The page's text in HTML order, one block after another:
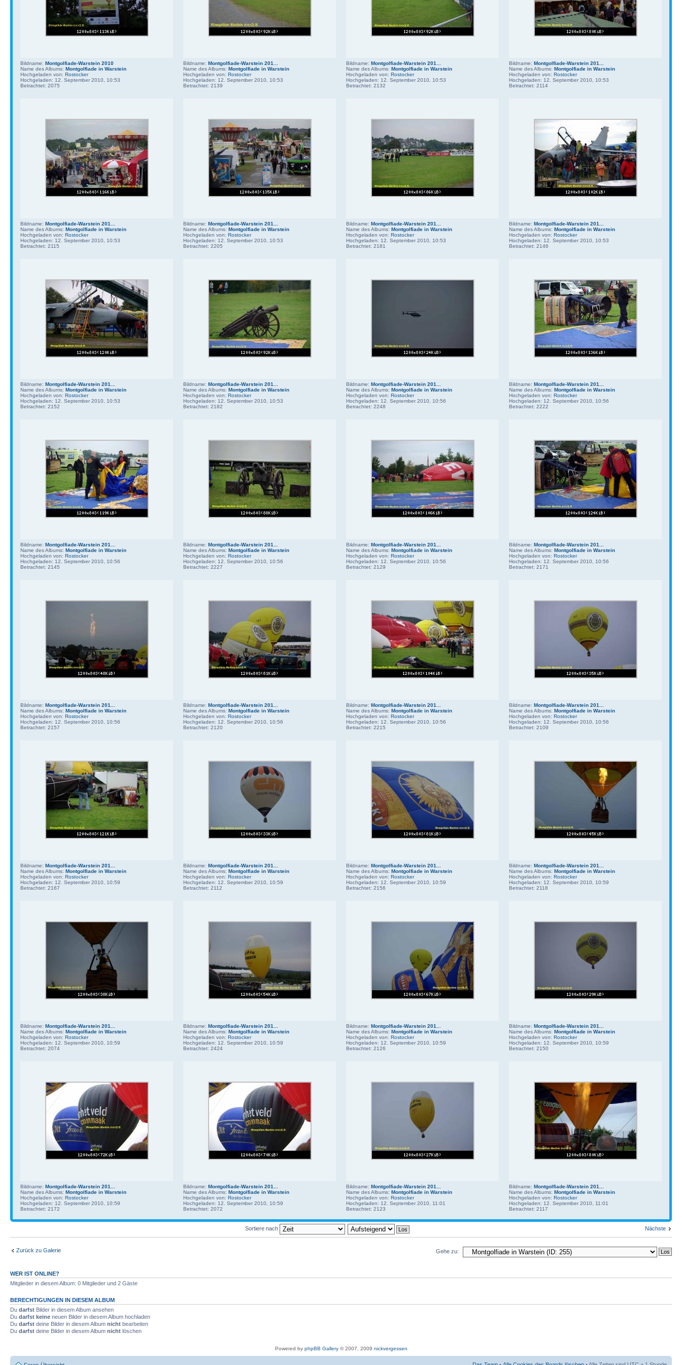
Bildname: Montgolfiade-Warstein 2010
Name des Albums: Montgolfiade in Warstein
Hochgeladen von: Rostocker
Hochgeladen: 12. September 2010, 10:53
Betrachtet: 2075
Bildname: Montgolfiade-Warstein 201...
Name des Albums: Montgolfiade in Warstein
Hochgeladen von: Rostocker
Hochgeladen: 12. September 2010, 10:53
Betrachtet: 2139
Bildname: Montgolfiade-Warstein 201...
Name des Albums: Montgolfiade in Warstein
Hochgeladen von: Rostocker
Hochgeladen: 12. September 2010, 10:53
Betrachtet: 2132
Bildname: Montgolfiade-Warstein 201...
Name des Albums: Montgolfiade in Warstein
Hochgeladen von: Rostocker
Hochgeladen: 12. September 2010, 10:53
Betrachtet: 2114
Bildname: Montgolfiade-Warstein 201...
Name des Albums: Montgolfiade in Warstein
Hochgeladen von: Rostocker
Hochgeladen: 12. September 2010, 10:53
Betrachtet: 2115
Bildname: Montgolfiade-Warstein 201...
Name des Albums: Montgolfiade in Warstein
Hochgeladen von: Rostocker
Hochgeladen: 12. September 2010, 10:53
Betrachtet: 2205
Bildname: Montgolfiade-Warstein 201...
Name des Albums: Montgolfiade in Warstein
Hochgeladen von: Rostocker
Hochgeladen: 12. September 2010, 10:53
Betrachtet: 2181
Bildname: Montgolfiade-Warstein 201...
Name des Albums: Montgolfiade in Warstein
Hochgeladen von: Rostocker
Hochgeladen: 12. September 2010, 10:53
Betrachtet: 2146
Bildname: Montgolfiade-Warstein 201...
Name des Albums: Montgolfiade in Warstein
Hochgeladen von: Rostocker
Hochgeladen: 12. September 2010, 10:53
Betrachtet: 2152
Bildname: Montgolfiade-Warstein 201...
Name des Albums: Montgolfiade in Warstein
Hochgeladen von: Rostocker
Hochgeladen: 12. September 2010, 10:53
Betrachtet: 2182
Bildname: Montgolfiade-Warstein 201...
Name des Albums: Montgolfiade in Warstein
Hochgeladen von: Rostocker
Hochgeladen: 12. September 2010, 10:56
Betrachtet: 2248
Bildname: Montgolfiade-Warstein 201...
Name des Albums: Montgolfiade in Warstein
Hochgeladen von: Rostocker
Hochgeladen: 12. September 2010, 10:56
Betrachtet: 2222
Bildname: Montgolfiade-Warstein 201...
Name des Albums: Montgolfiade in Warstein
Hochgeladen von: Rostocker
Hochgeladen: 12. September 2010, 10:56
Betrachtet: 2145
Bildname: Montgolfiade-Warstein 201...
Name des Albums: Montgolfiade in Warstein
Hochgeladen von: Rostocker
Hochgeladen: 12. September 2010, 10:56
Betrachtet: 2227
Bildname: Montgolfiade-Warstein 201...
Name des Albums: Montgolfiade in Warstein
Hochgeladen von: Rostocker
Hochgeladen: 12. September 2010, 10:56
Betrachtet: 2129
Bildname: Montgolfiade-Warstein 201...
Name des Albums: Montgolfiade in Warstein
Hochgeladen von: Rostocker
Hochgeladen: 12. September 2010, 10:56
Betrachtet: 2171
Bildname: Montgolfiade-Warstein 201...
Name des Albums: Montgolfiade in Warstein
Hochgeladen von: Rostocker
Hochgeladen: 12. September 2010, 10:56
Betrachtet: 2157
Bildname: Montgolfiade-Warstein 201...
Name des Albums: Montgolfiade in Warstein
Hochgeladen von: Rostocker
Hochgeladen: 12. September 2010, 10:56
Betrachtet: 2120
Bildname: Montgolfiade-Warstein 201...
Name des Albums: Montgolfiade in Warstein
Hochgeladen von: Rostocker
Hochgeladen: 12. September 2010, 10:56
Betrachtet: 2215
Bildname: Montgolfiade-Warstein 201...
Name des Albums: Montgolfiade in Warstein
Hochgeladen von: Rostocker
Hochgeladen: 12. September 2010, 10:56
Betrachtet: 2109
Bildname: Montgolfiade-Warstein 201...
Name des Albums: Montgolfiade in Warstein
Hochgeladen von: Rostocker
Hochgeladen: 12. September 2010, 10:59
Betrachtet: 2167
Bildname: Montgolfiade-Warstein 201...
Name des Albums: Montgolfiade in Warstein
Hochgeladen von: Rostocker
Hochgeladen: 12. September 2010, 10:59
Betrachtet: 2112
Bildname: Montgolfiade-Warstein 201...
Name des Albums: Montgolfiade in Warstein
Hochgeladen von: Rostocker
Hochgeladen: 12. September 2010, 10:59
Betrachtet: 2156
Bildname: Montgolfiade-Warstein 201...
Name des Albums: Montgolfiade in Warstein
Hochgeladen von: Rostocker
Hochgeladen: 12. September 2010, 10:59
Betrachtet: 2118
Bildname: Montgolfiade-Warstein 201...
Name des Albums: Montgolfiade in Warstein
Hochgeladen von: Rostocker
Hochgeladen: 12. September 2010, 10:59
Betrachtet: 2074
Bildname: Montgolfiade-Warstein 201...
Name des Albums: Montgolfiade in Warstein
Hochgeladen von: Rostocker
Hochgeladen: 12. September 2010, 10:59
Betrachtet: 2424
Bildname: Montgolfiade-Warstein 201...
Name des Albums: Montgolfiade in Warstein
Hochgeladen von: Rostocker
Hochgeladen: 12. September 2010, 10:59
Betrachtet: 2126
Bildname: Montgolfiade-Warstein 201...
Name des Albums: Montgolfiade in Warstein
Hochgeladen von: Rostocker
Hochgeladen: 12. September 2010, 10:59
Betrachtet: 2150
Bildname: Montgolfiade-Warstein 201...
Name des Albums: Montgolfiade in Warstein
Hochgeladen von: Rostocker
Hochgeladen: 12. September 2010, 10:59
Betrachtet: 2172
Bildname: Montgolfiade-Warstein 201...
Name des Albums: Montgolfiade in Warstein
Hochgeladen von: Rostocker
Hochgeladen: 12. September 2010, 10:59
Betrachtet: 2072
Bildname: Montgolfiade-Warstein 201...
Name des Albums: Montgolfiade in Warstein
Hochgeladen von: Rostocker
Hochgeladen: 12. September 2010, 11:01
Betrachtet: 2123
Bildname: Montgolfiade-Warstein 201...
Name des Albums: Montgolfiade in Warstein
Hochgeladen von: Rostocker
Hochgeladen: 12. September 2010, 11:01
Betrachtet: 2117
Nächste
Sortiere nach
Zurück zu Galerie Gehe zu:
WER IST ONLINE?
Mitglieder in diesem Album: 0 Mitglieder und 2 Gäste
BERECHTIGUNGEN IN DIESEM ALBUM
Du darfst Bilder in diesem Album ansehen
Du darfst keine neuen Bilder in diesem Album hochladen
Du darfst deine Bilder in diesem Album nicht bearbeiten
Du darfst deine Bilder in diesem Album nicht löschen
Powered by phpBB Gallery© 2007, 2009 nickvergessen